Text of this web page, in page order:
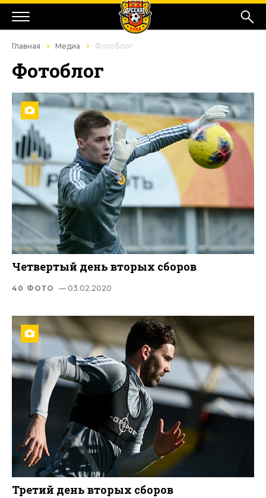
Главная Медиа Фотоблог
Фотоблог
Четвертый день вторых сборов
40 ФОТО — 03.02.2020
Третий день вторых сборов